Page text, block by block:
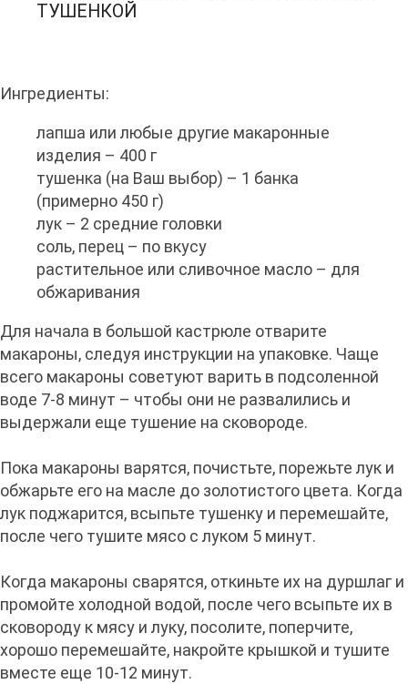
ТУШЕНКОЙ
Ингредиенты:
лапша или любые другие макаронные
изделия – 400 г
тушенка (на Ваш выбор) – 1 банка
(примерно 450 г)
лук – 2 средние головки
соль, перец – по вкусу
растительное или сливочное масло – для
обжаривания
Для начала в большой кастрюле отварите
макароны, следуя инструкции на упаковке. Чаще
всего макароны советуют варить в подсоленной
воде 7-8 минут – чтобы они не развалились и
выдержали еще тушение на сковороде.
Пока макароны варятся, почистьте, порежьте лук и
обжарьте его на масле до золотистого цвета. Когда
лук поджарится, всыпьте тушенку и перемешайте,
после чего тушите мясо с луком 5 минут.
Когда макароны сварятся, откиньте их на дуршлаг и
промойте холодной водой, после чего всыпьте их в
сковороду к мясу и луку, посолите, поперчите,
хорошо перемешайте, накройте крышкой и тушите
вместе еще 10-12 минут.